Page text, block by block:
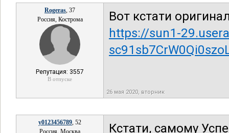
Rogeras, 37
Россия, Кострома
Репутация: 3557
В отпуске
Вот кстати
https://sun1-
26 мая 2020, вторник
y0123456789, 52
Россия, Москва
Кстати, самому